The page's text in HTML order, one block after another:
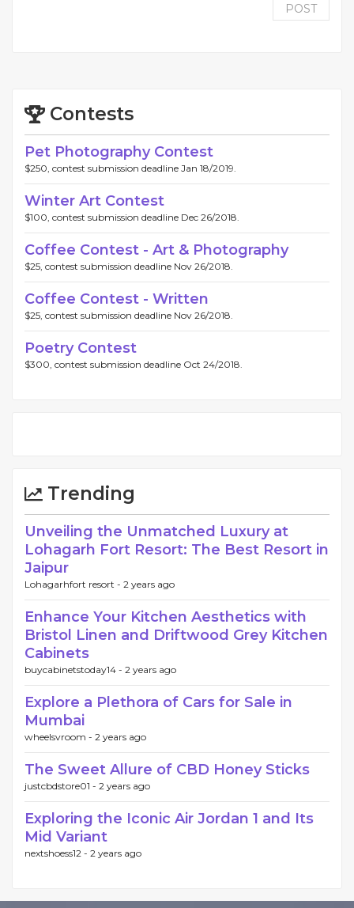
POST
Contests
Pet Photography Contest
$250, contest submission deadline Jan 18/2019.
Winter Art Contest
$100, contest submission deadline Dec 26/2018.
Coffee Contest - Art & Photography
$25, contest submission deadline Nov 26/2018.
Coffee Contest - Written
$25, contest submission deadline Nov 26/2018.
Poetry Contest
$300, contest submission deadline Oct 24/2018.
Trending
Unveiling the Unmatched Luxury at
Lohagarh Fort Resort: The Best Resort in
Jaipur
Lohagarhfort resort - 2 years ago
Enhance Your Kitchen Aesthetics with
Bristol Linen and Driftwood Grey Kitchen
Cabinets
buycabinetstoday14 - 2 years ago
Explore a Plethora of Cars for Sale in
Mumbai
wheelsvroom - 2 years ago
The Sweet Allure of CBD Honey Sticks
justcbdstore01 - 2 years ago
Exploring the Iconic Air Jordan 1 and Its
Mid Variant
nextshoess12 - 2 years ago